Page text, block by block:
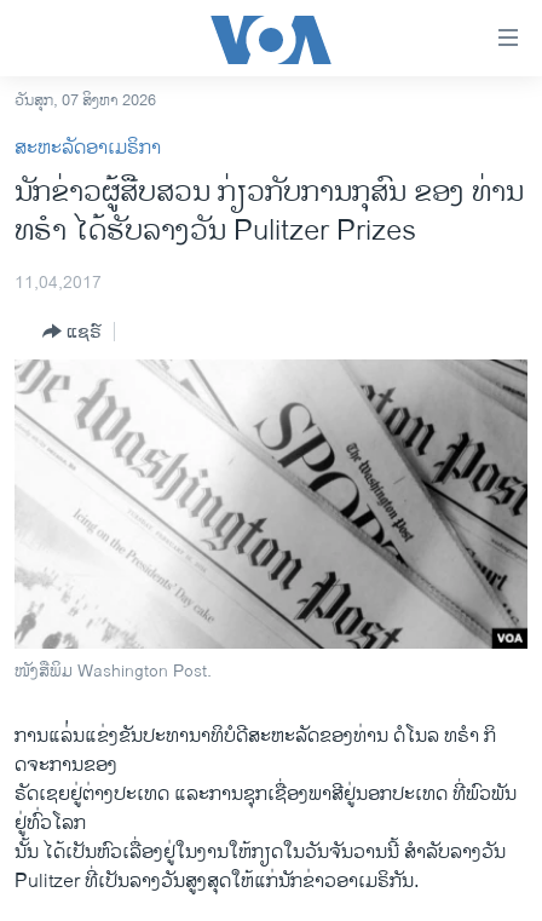
ເຂົ້າ
ຫາ
ຂ້າມ
ຂ້າມ
ຂ້າມ
ຫາ
ລາວ
ອາເມຣິກາ
ຂ່າວ​ຈີນ
ໂລກ
ເອເຊຍ
ອິດສະຫຼະພາບດ້ານການຂ່າວ
ຊີວິດຊາວລາວ
ຊຸມຊົນຊາວລາວ
ວິທະຍາສາດ-ເທັກໂນໂລຈີ
ທຸລະກິດ
ພາສາອັງກິດ
ສຽງ
ລາຍການກະຈາຍສຽງ
ລາຍງານ
ຕິດຕາມພວກເຮົາ ທີ່
ວັນສຸກ, 07 ສິງຫາ 2026
ສະຫະລັດອາເມຣິກາ
ນັກຂ່າວຜູ້ສືບສວນ ກ່ຽວກັບການກຸສົນ ຂອງ ທ່ານ
ທຣໍາ ໄດ້ຮັບລາງວັນ Pulitzer Prizes
11,04,2017
ແຊຣ໌
ໜັງສືພິມ Washington Post.
ການແລ່່່ນແຂ່ງຂັນ​ປະທານາທິບໍດີສະຫະລັດ​ຂອງ​ທ່ານ ດໍໂນ​ລ ທຣໍາ ກິ​
ດຈະ​ການ​ຂອງ
ຣັ​ດ​ເຊ​ຍຢູ່​ຕ່າງປະ​ເທດ ​ແລະ​ການ​ຊຸກ​ເຊື່ອງ​ພາສີ​ຢູ່​ນອກ​ປະ​ເທດ ທີ່​ພົວພັນ​
ຢູ່​ທົ່ວ​ໂລກ​
ນັ້ນ ​ໄດ້​ເປັນ​ຫົວ​ເລື່ອງ​ຢູ່​ໃນງານ​ໃຫ້​ກຽດ​ໃນ​ວັນ​ຈັນ​ວານ​ນີ້ ​ສຳລັບ​ລາງວັນ
Pulitzer ທີ່​ເປັນລາງວັນ​ສູງສຸດ​ໃຫ້​ແກ່​ນັກ​ຂ່າວ​ອາ​ເມຣິກັນ.